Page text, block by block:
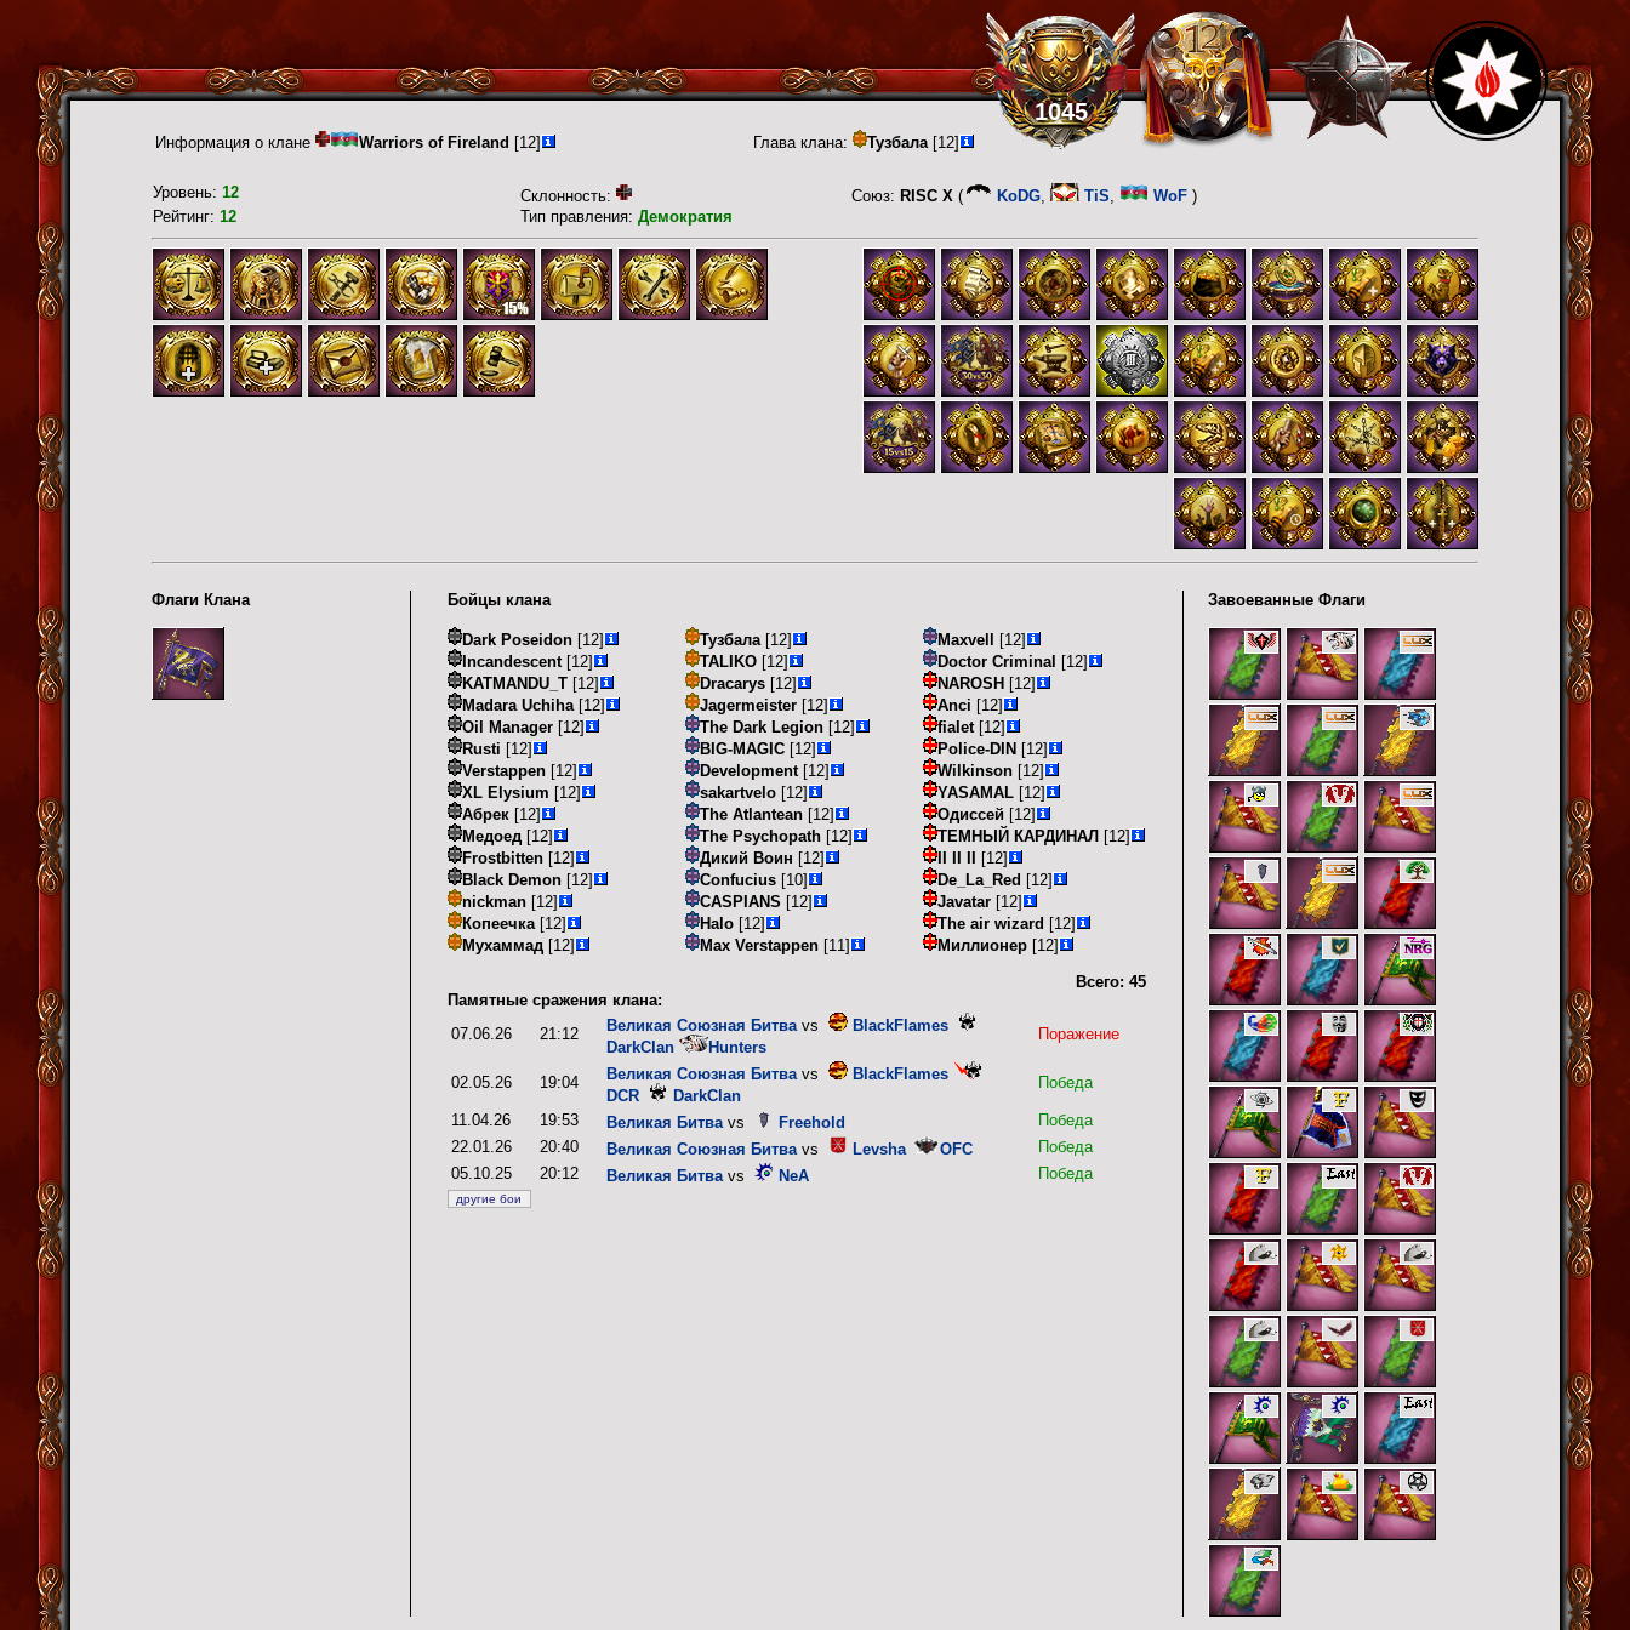
1045
Информация о клане Warriors of Fireland [12] Глава клана: Тузбала[12]
Уровень: 12 Склонность: Союз: RISC X ( KoDG, TiS, WoF )
Рейтинг: 12 Тип правления: Демократия
Флаги Клана Бойцы клана
Dark Poseidon [12]
Incandescent [12]
KATMANDU_T [12]
Madara Uchiha [12]
Oil Manager [12]
Rusti [12]
Verstappen [12]
XL Elysium [12]
Абрек [12]
Медоед [12]
Frostbitten [12]
Black Demon [12]
nickman [12]
Копеечка [12]
Мухаммад [12]
Тузбала [12]
TALIKO [12]
Dracarys [12]
Jagermeister [12]
The Dark Legion [12]
BIG-MAGIC [12]
Development [12]
sakartvelo [12]
The Atlantean [12]
The Psychopath [12]
Дикий Воин [12]
Confucius [10]
CASPIANS [12]
Halo [12]
Max Verstappen [11]
Maxvell [12]
Doctor Criminal [12]
NAROSH [12]
Anci [12]
fialet [12]
Police-DIN [12]
Wilkinson [12]
YASAMAL [12]
Одиссей [12]
ТЕМНЫЙ КАРДИНАЛ [12]
II II II [12]
De_La_Red [12]
Javatar [12]
The air wizard [12]
Миллионер [12]
Всего: 45
Памятные сражения клана:
07.06.26
21:12 Великая Союзная Битва vs
BlackFlames
DarkClan
Hunters
Поражение
02.05.26 19:04 Великая Союзная Битва vs
BlackFlames
DCR
DarkClan
Победа
11.04.26 19:53 Великая Битва vs Freehold
Победа
22.01.26
20:40 Великая Союзная Битва vs Levsha OFC
Победа
05.10.25
20:12 Великая Битва vs NeA Победа
Завоеванные Флаги